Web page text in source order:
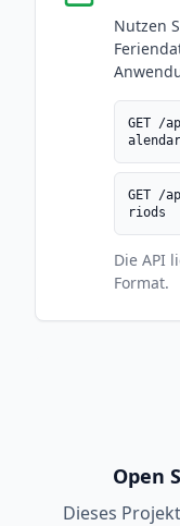
Nutzen
GET /
alendar
GET /
riods
Die API
Format.
Open
Dieses